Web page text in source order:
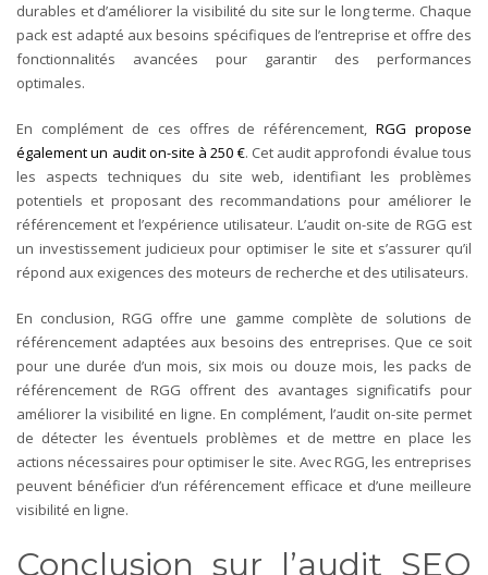
durables et d’améliorer la visibilité du site sur le long terme. Chaque
pack est adapté aux besoins spécifiques de l’entreprise et offre des
fonctionnalités avancées pour garantir des performances
optimales.
En complément de ces offres de référencement,RGG propose
également un audit on-site à 250 €. Cet audit approfondi évalue tous
les aspects techniques du site web, identifiant les problèmes
potentiels et proposant des recommandations pour améliorer le
référencement et l’expérience utilisateur. L’audit on-site de RGG est
un investissement judicieux pour optimiser le site et s’assurer qu’il
répond aux exigences des moteurs de recherche et des utilisateurs.
En conclusion, RGG offre une gamme complète de solutions de
référencement adaptées aux besoins des entreprises. Que ce soit
pour une durée d’un mois, six mois ou douze mois, les packs de
référencement de RGG offrent des avantages significatifs pour
améliorer la visibilité en ligne. En complément, l’audit on-site permet
de détecter les éventuels problèmes et de mettre en place les
actions nécessaires pour optimiser le site. Avec RGG, les entreprises
peuvent bénéficier d’un référencement efficace et d’une meilleure
visibilité en ligne.
Conclusion sur l’audit SEO